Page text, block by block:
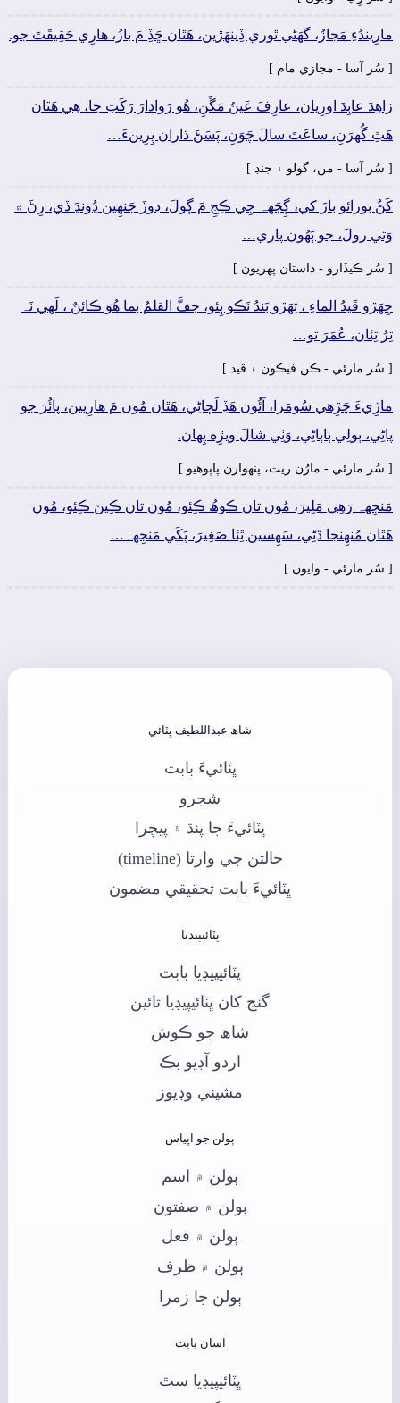
مارِيندُءِ مَجازُ، گهَڻي ٿوري ڏِينھَڙين، ھَٿان ڇَڏِ مَ بازُ، ھارِي حَقِيقَتَ جو.
[ سُر آسا - مجازي مام ]
زاھِدَ عابِدَ اورِيان، عارِفَ عَينُ مَڱَنِ، ھُو رَوادارَ رَکَتِ جا، ھِي ھَٿان
ھَٿِ گُهرَنِ، ساعَتَ سالَ چَوَنِ، پَسَڻَ ڌاران پِرِينءَ…
[ سُر آسا - من، گولو ۽ جنڊ ]
کَڻُ بورائو بازَ کي، ڳِجَهہ جِي ڪِجِ مَ ڳولَ، ڊوڙَ جَنھِين ڍُونڍَ ڏي، رِڻَ ۾
وَتي رولَ، جو ٻَھُون پاري…
[ سُر ڪيڏارو - داستان پھريون ]
جِھَڙو قَيدُ الماءِ ، تِھَڙو بَندُ نَڪو ٻِئو، جفَّ القلمُ بما هُوَ ڪائنٌ ، لَھي نَہ
تِرُ تِئان، عُمَرَ تو…
[ سُر مارئي - ڪن فيڪون ۽ قيد ]
ماڙِيءَ چَڙِهي سُومَرا، آئُون ھَڏِ لَڄاڻِي، ھَٿان مُون مَ ھارِيين، پائُرَ جو
پاڻِي، ٻولِي ٻاٻاڻِي، وَٺِي شالَ ويڙِه پِھان.
[ سُر مارئي - مارُن ريت، پنھوارن پاٻوھيو ]
مَنجِهہ رَھِي مَلِيرَ، مُون تان ڪوھُ ڪِئو، مُون تان ڪِينَ ڪِئو، مُون
ھَٿان مُنھِنجا ڌَڻِي، سَھِسين ٿِئا صَغِيرَ، پَکَي مَنجِهہ…
[ سُر مارئي - وايون ]
شاھ عبداللطيف ڀٽائي
ڀٽائيءَ بابت
شجرو
ڀٽائيءَ جا پنڌ ۽ پيچرا
حالتن جي وارتا (timeline)
ڀٽائيءَ بابت تحقيقي مضمون
ڀٽائيپيڊيا
ڀٽائيپيڊيا بابت
گنج کان ڀٽائيپيڊيا تائين
شاھ جو ڪوش
اردو آڊيو بڪ
مشيني وڊيوز
ٻولن جو اڀياس
ٻولن ۾ اسم
ٻولن ۾ صفتون
ٻولن ۾ فعل
ٻولن ۾ ظرف
ٻولن جا زمرا
اسان بابت
ڀٽائيپيڊيا سٿ